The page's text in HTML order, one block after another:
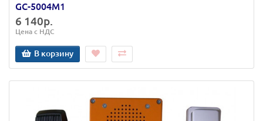
GC-5004M1
6 140р.
Цена с НДС
В корзину